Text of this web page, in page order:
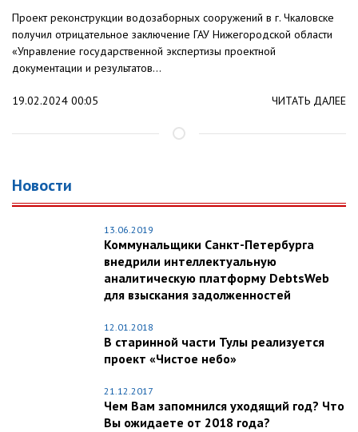
Проект реконструкции водозаборных сооружений в г. Чкаловске
получил отрицательное заключение ГАУ Нижегородской области
«Управление государственной экспертизы проектной
документации и результатов...
19.02.2024 00:05 ЧИТАТЬ ДАЛЕЕ
Новости
13.06.2019
Коммунальщики Санкт-Петербурга
внедрили интеллектуальную
аналитическую платформу DebtsWeb
для взыскания задолженностей
12.01.2018
В старинной части Тулы реализуется
проект «Чистое небо»
21.12.2017
Чем Вам запомнился уходящий год? Что
Вы ожидаете от 2018 года?